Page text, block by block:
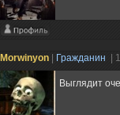
Morwinyon Гражданин |
Выглядит